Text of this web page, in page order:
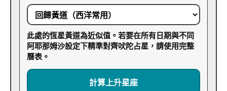
此處的恆星黃道為近似值。若要在所有日期與不同
阿耶那姆沙設定下精準對齊吠陀占星，請使用完整
曆表。
計算上升星座